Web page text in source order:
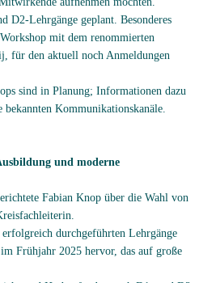
D2-Lehrgänge geplant. Besonderes
mit dem renommierten
für den aktuell noch Anmeldungen
sind in Planung; Informationen dazu
bekannten Kommunikationskanäle.
und moderne
Fabian Knop über die Wahl von
durchgeführten Lehrgänge
Frühjahr 2025 hervor, das auf große